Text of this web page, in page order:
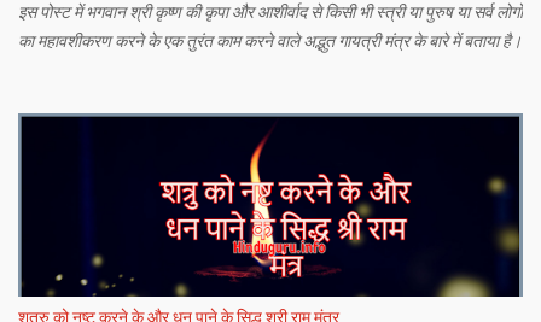
इस पोस्ट में भगवान श्री कृष्ण की कृपा और आशीर्वाद से किसी भी स्त्री या पुरुष या सर्व लोगों
का महावशीकरण करने के एक तुरंत काम करने वाले अद्भुत गायत्री मंत्र के बारे में बताया है।
शत्रु को नष्ट करने के और धन पाने के सिद्ध श्री राम मंत्र